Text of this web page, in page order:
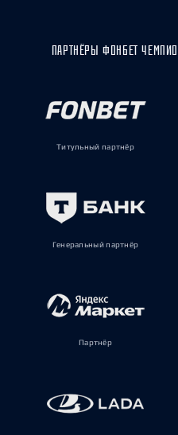
ПАРТНЁРЫ ФОНБЕТ
Титульный партнёр
Генеральный партнёр
Партнёр